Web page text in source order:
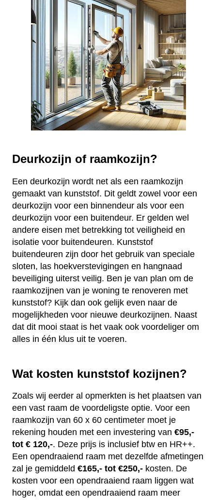
Deurkozijn of raamkozijn?
Een deurkozijn wordt net als een raamkozijn
gemaakt van kunststof. Dit geldt zowel voor een
deurkozijn voor een binnendeur als voor een
deurkozijn voor een buitendeur. Er gelden wel
andere eisen met betrekking tot veiligheid en
isolatie voor buitendeuren. Kunststof
buitendeuren zijn door het gebruik van speciale
sloten, las hoekverstevigingen en hangnaad
beveiliging uiterst veilig. Ben je van plan om de
raamkozijnen van je woning te renoveren met
kunststof? Kijk dan ook gelijk even naar de
mogelijkheden voor nieuwe deurkozijnen. Naast
dat dit mooi staat is het vaak ook voordeliger om
alles in één klus uit te voeren.
Wat kosten kunststof kozijnen?
Zoals wij eerder al opmerkten is het plaatsen van
een vast raam de voordeligste optie. Voor een
raamkozijn van 60 x 60 centimeter moet je
rekening houden met een investering van €95,-
tot € 120,-. Deze prijs is inclusief btw en HR++.
Een opendraaiend raam met dezelfde afmetingen
zal je gemiddeld €165,- tot €250,- kosten. De
kosten voor een opendraaiend raam liggen wat
hoger, omdat een opendraaiend raam meer